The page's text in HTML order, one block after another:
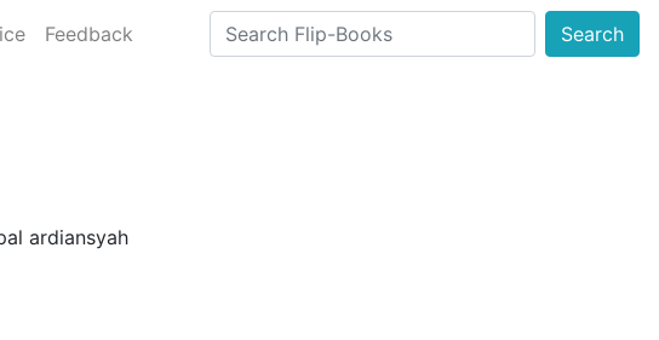
Feedback Search
ardiansyah